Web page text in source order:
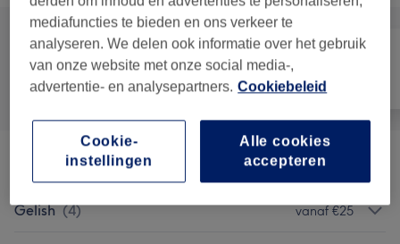
Alle Nagels
Manicure En Pedicure vanaf €27,50
Gelish (4) vanaf €25
mediafuncties te bieden en ons verkeer te
analyseren. We delen ook informatie over het gebruik
van onze website met onze social media-,
advertentie- en analysepartners. Cookiebeleid
Alle cookies
accepteren
Cookie-
instellingen